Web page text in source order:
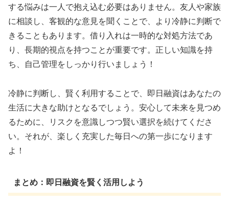
する悩みは一人で抱え込む必要はありません。友人や家族
に相談し、客観的な意見を聞くことで、より冷静に判断で
きることもあります。借り入れは一時的な対処方法であ
り、長期的視点を持つことが重要です。正しい知識を持
ち、自己管理をしっかり行いましょう！
冷静に判断し、賢く利用することで、即日融資はあなたの
生活に大きな助けとなるでしょう。安心して未来を見つめ
るために、リスクを意識しつつ賢い選択を続けてくださ
い。それが、楽しく充実した毎日への第一歩になります
よ！
まとめ：即日融資を賢く活用しよう